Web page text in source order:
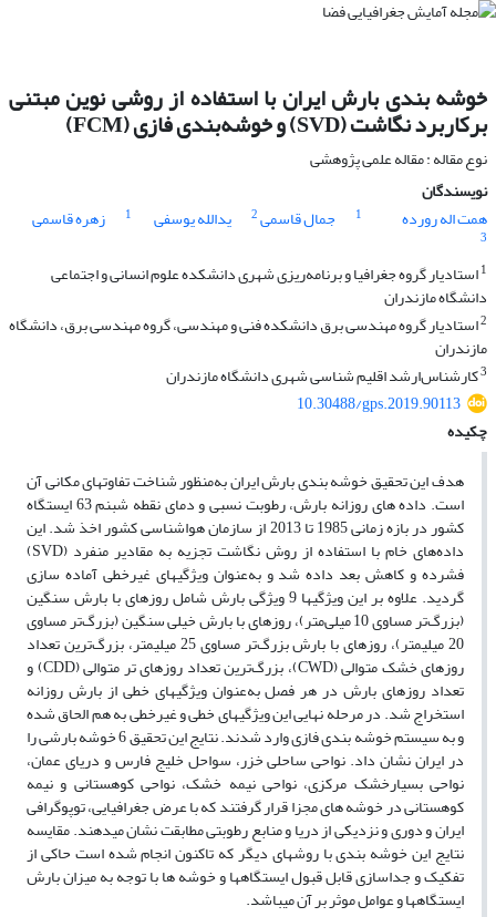
خوشه بندی بارش ایران با استفاده از روشی نوین مبتنی
برکاربرد نگاشت (SVD) و خوشه‌بندی فازی (FCM)
نوع مقاله : مقاله علمی پژوهشی
نویسندگان
همت اله رورده
1 جمال قاسمی2 یدالله یوسفی 1 زهره قاسمی
3
1استادیار گروه جغرافیا و برنامه‌ریزی شهری دانشکده علوم انسانی و اجتماعی
دانشگاه مازندران
2استادیار گروه مهندسی برق دانشکده فنی و مهندسی، گروه مهندسی برق، دانشگاه
مازندران
3کارشناس‌ارشد اقلیم شناسی شهری دانشگاه مازندران
10.30488/gps.2019.90113
چکیده
هدف این تحقیق خوشه بندی بارش ایران به‌منظور شناخت تفاوتهای مکانی آن
است. داده های روزانه بارش، رطوبت نسبی و دمای نقطه شبنم 63 ایستگاه
کشور در بازه زمانی 1985 تا 2013 از سازمان هواشناسی کشور اخذ شد. این
داده‌های خام با استفاده از روش نگاشت تجزیه به مقادیر منفرد (SVD)
فشرده و کاهش بعد داده شد و به‌عنوان ویژگیهای غیرخطی آماده سازی
گردید. علاوه بر این ویژگیها 9 ویژگی بارش شامل روزهای با بارش سنگین
(بزرگ‌تر مساوی 10 میلی‌متر)، روزهای با بارش خیلی سنگین (بزرگ‌تر مساوی
20 میلیمتر)، روزهای با بارش بزرگ‌تر مساوی 25 میلیمتر، بزرگ‌ترین تعداد
روزهای خشک متوالی (CWD)، بزرگ‌ترین تعداد روزهای تر متوالی (CDD) و
تعداد روزهای بارش در هر فصل به‌عنوان ویژگیهای خطی از بارش روزانه
استخراج شد. در مرحله نهایی این ویژگیهای خطی و غیرخطی به هم الحاق شده
و به سیستم خوشه بندی فازی وارد شدند. نتایج این تحقیق 6 خوشه بارشی را
در ایران نشان داد. نواحی ساحلی خزر، سواحل خلیج فارس و دریای عمان،
نواحی بسیارخشک مرکزی، نواحی نیمه خشک، نواحی کوهستانی و نیمه
کوهستانی در خوشه های مجزا قرار گرفتند که با عرض جغرافیایی، توپوگرافی
ایران و دوری و نزدیکی از دریا و منابع رطوبتی مطابقت نشان میدهند. مقایسه
نتایج این خوشه بندی با روشهای دیگر که تاکنون انجام شده است حاکی از
تفکیک و جداسازی قابل قبول ایستگاهها و خوشه ها با توجه به میزان بارش
ایستگاهها و عوامل موثر بر آن میباشد.